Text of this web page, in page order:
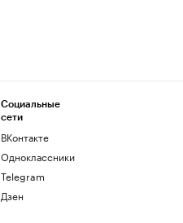
Социальные
сети
ВКонтакте
Одноклассники
Telegram
Дзен